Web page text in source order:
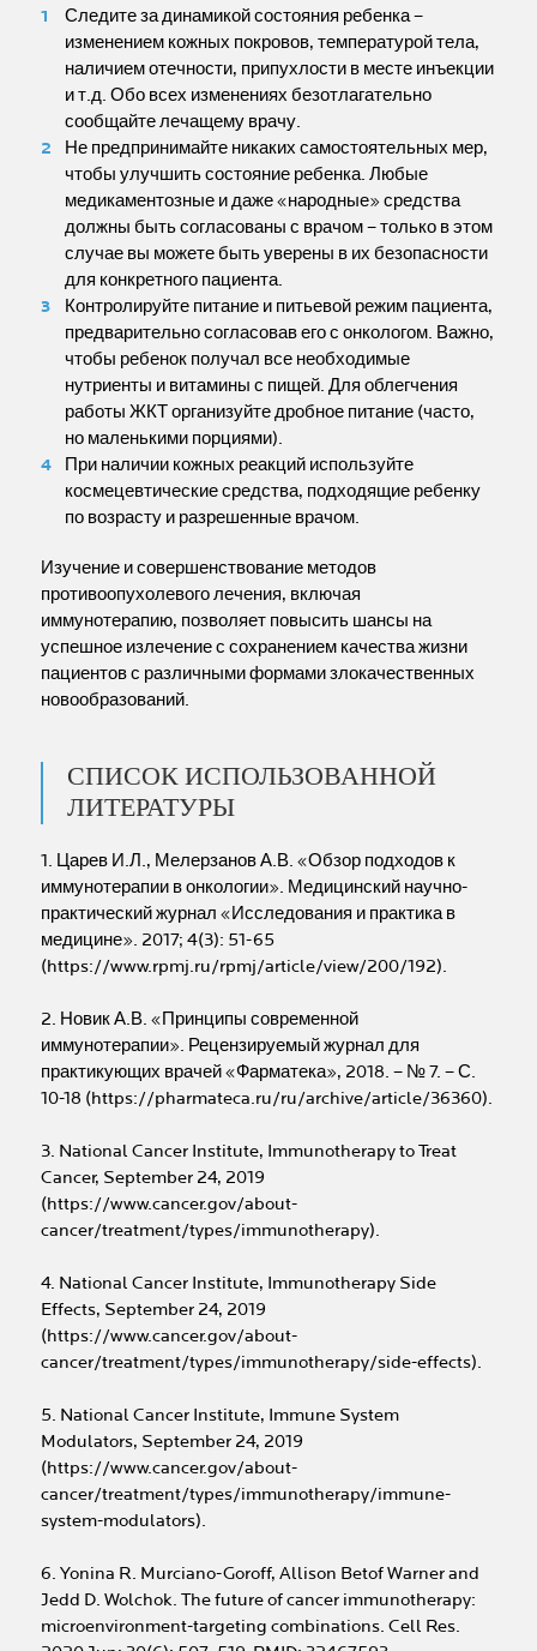
Следите за динамикой состояния ребенка –
изменением кожных покровов, температурой тела,
наличием отечности, припухлости в месте инъекции
и т.д. Обо всех изменениях безотлагательно
сообщайте лечащему врачу.
Не предпринимайте никаких самостоятельных мер,
чтобы улучшить состояние ребенка. Любые
медикаментозные и даже «народные» средства
должны быть согласованы с врачом – только в этом
случае вы можете быть уверены в их безопасности
для конкретного пациента.
Контролируйте питание и питьевой режим пациента,
предварительно согласовав его с онкологом. Важно,
чтобы ребенок получал все необходимые
нутриенты и витамины с пищей. Для облегчения
работы ЖКТ организуйте дробное питание (часто,
но маленькими порциями).
При наличии кожных реакций используйте
космецевтические средства, подходящие ребенку
по возрасту и разрешенные врачом.
Изучение и совершенствование методов
противоопухолевого лечения, включая
иммунотерапию, позволяет повысить шансы на
успешное излечение с сохранением качества жизни
пациентов с различными формами злокачественных
новообразований.
СПИСОК ИСПОЛЬЗОВАННОЙ
ЛИТЕРАТУРЫ
1. Царев И.Л., Мелерзанов А.В. «Обзор подходов к
иммунотерапии в онкологии». Медицинский научно-
практический журнал «Исследования и практика в
медицине». 2017; 4(3): 51-65
(https://www.rpmj.ru/rpmj/article/view/200/192).
2. Новик А.В. «Принципы современной
иммунотерапии». Рецензируемый журнал для
практикующих врачей «Фарматека», 2018. – № 7. – С.
10-18 (https://pharmateca.ru/ru/archive/article/36360).
3. National Cancer Institute, Immunotherapy to Treat
Cancer, September 24, 2019
(https://www.cancer.gov/about-
cancer/treatment/types/immunotherapy).
4. National Cancer Institute, Immunotherapy Side
Effects, September 24, 2019
(https://www.cancer.gov/about-
cancer/treatment/types/immunotherapy/side-effects).
5. National Cancer Institute, Immune System
Modulators, September 24, 2019
(https://www.cancer.gov/about-
cancer/treatment/types/immunotherapy/immune-
system-modulators).
6. Yonina R. Murciano-Goroff, Allison Betof Warner and
Jedd D. Wolchok. The future of cancer immunotherapy:
microenvironment-targeting combinations. Cell Res.